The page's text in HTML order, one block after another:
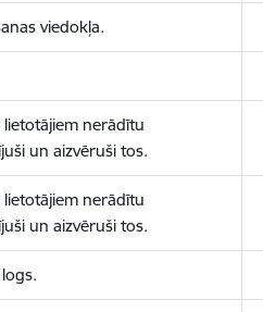
viedokļa.
lietotājiem nerādītu
un aizvēruši tos.
lietotājiem nerādītu
un aizvēruši tos.